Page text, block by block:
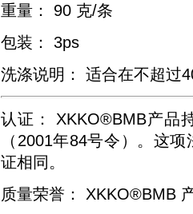
重量： 90 克/条
包装： 3ps
洗涤说明：
适合在不超过
认证：
XKKO®BMB产品
（2001年84号令）。这
证相同。
质量荣誉： XKKO®BMB